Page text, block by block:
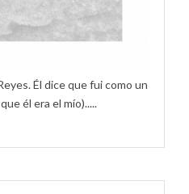
Él dice que fui como un
él era el mío).....